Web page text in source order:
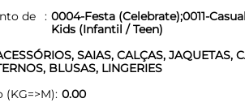
de
0004-Festa (Celebrate);0011-
Kids (Infantil / Teen)
SAIAS, CALÇAS, JAQUETAS,
BLUSAS, LINGERIES
(KG=>M) 0.00